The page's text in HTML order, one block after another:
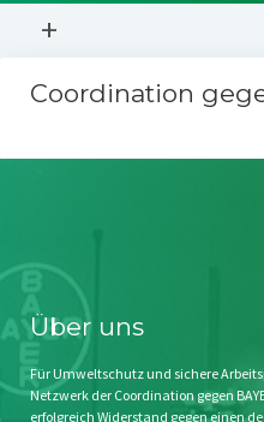
Menü
+
Mitmachen
Kontakt
Impressum
Störfälle
Coordination
Stichwort BAYER
Jahrestagung
SPENDEN
Über uns
Für Umweltschutz und sichere
Netzwerk der Coordination gegen
erfolgreich Widerstand gegen einen